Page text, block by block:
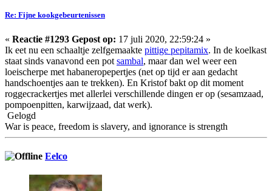
Re: Fijne kookgebeurtenissen
« Reactie #1293 Gepost op: 17 juli 2020, 22:59:24 »
Ik eet nu een schaaltje zelfgemaakte pittige pepitamix. In de koelkast
staat sinds vanavond een pot sambal, maar dan wel weer een
loeischerpe met habaneropepertjes (net op tijd er aan gedacht
handschoentjes aan te trekken). En Kristof bakt op dit moment
roggecrackertjes met allerlei verschillende dingen er op (sesamzaad,
pompoenpitten, karwijzaad, dat werk).
Gelogd
War is peace, freedom is slavery, and ignorance is strength
Eelco